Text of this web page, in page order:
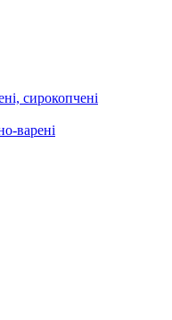
сирокопчені
варені